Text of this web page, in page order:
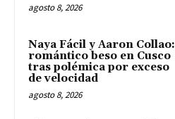
agosto 8, 2026
Naya Fácil y Aaron Collao:
romántico beso en Cusco
tras polémica por exceso
de velocidad
agosto 8, 2026